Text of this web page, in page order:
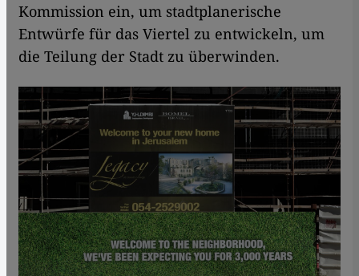
Kommission ein, um stadtplanerische
Entwürfe für das Viertel zu entwickeln, um
die Teilung der Stadt zu überwinden.